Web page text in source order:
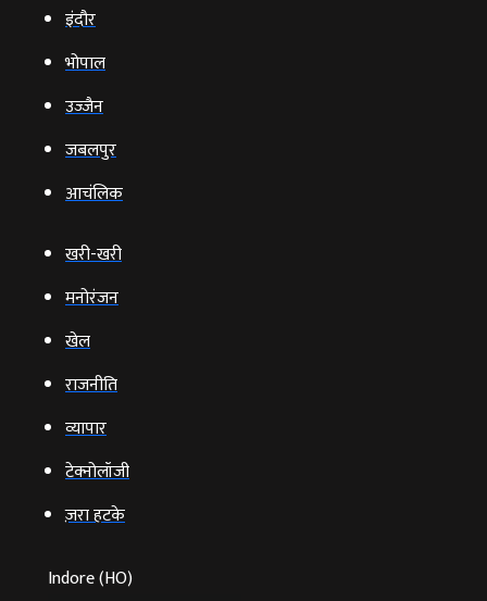
इंदौर
भोपाल
उज्‍जैन
जबलपुर
आचंलिक
खरी-खरी
मनोरंजन
खेल
राजनीति
व्‍यापार
टेक्‍नोलॉजी
ज़रा हटके
Indore (HO)